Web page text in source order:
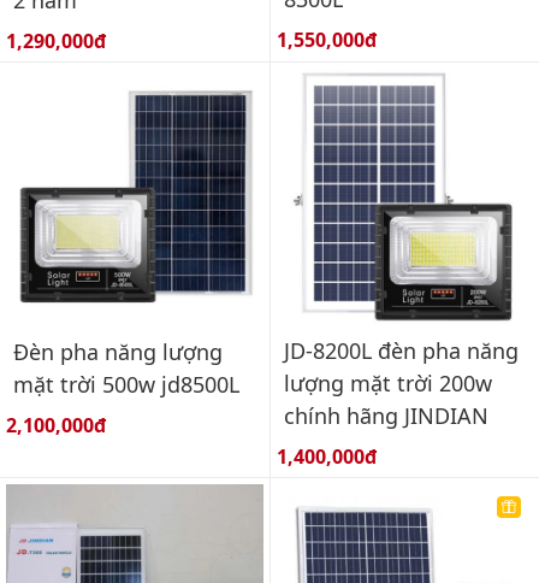
Giá bán:
1,290,000đ Giá bán:
1,550,000đ
Đèn pha năng lượng
mặt trời 500w jd8500L
Giá bán:
2,100,000đ
JD-8200L đèn pha năng
lượng mặt trời 200w
chính hãng JINDIAN
Giá bán:
1,400,000đ